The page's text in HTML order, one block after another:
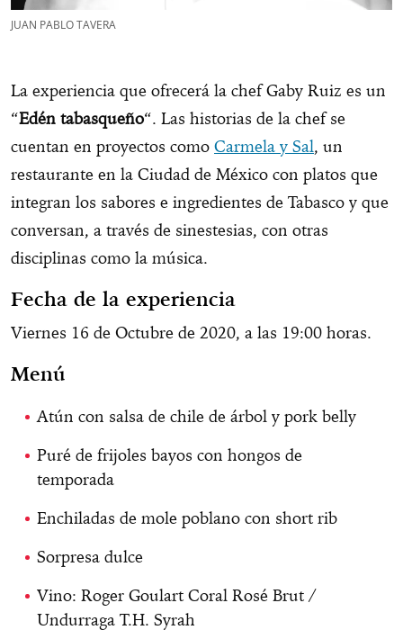
JUAN PABLO TAVERA
La experiencia que ofrecerá la chef Gaby Ruiz es un
“Edén tabasqueño“. Las historias de la chef se
cuentan en proyectos como Carmela y Sal, un
restaurante en la Ciudad de México con platos que
integran los sabores e ingredientes de Tabasco y que
conversan, a través de sinestesias, con otras
disciplinas como la música.
Fecha de la experiencia
Viernes 16 de Octubre de 2020, a las 19:00 horas.
Menú
Atún con salsa de chile de árbol y pork belly
Puré de frijoles bayos con hongos de
temporada
Enchiladas de mole poblano con short rib
Sorpresa dulce
Vino: Roger Goulart Coral Rosé Brut /
Undurraga T.H. Syrah